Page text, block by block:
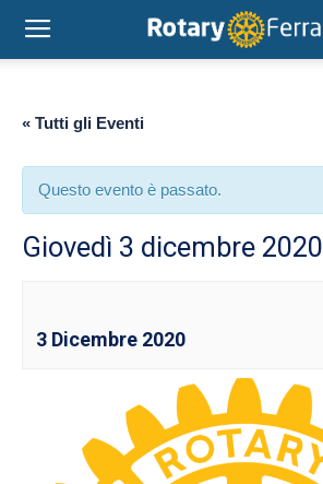
« Tutti gli Eventi
Questo evento è passato.
Giovedì 3 dicembre 2020
3 Dicembre 2020